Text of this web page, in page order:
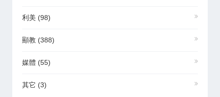
利美 (98)
顯教 (388)
媒體 (55)
其它 (3)